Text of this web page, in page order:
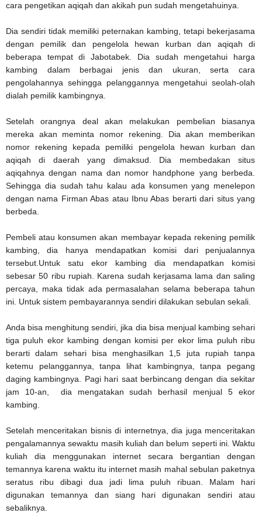
cara pengetikan aqiqah dan akikah pun sudah mengetahuinya.
Dia sendiri tidak memiliki peternakan kambing, tetapi bekerjasama
dengan pemilik dan pengelola hewan kurban dan aqiqah di
beberapa tempat di Jabotabek. Dia sudah mengetahui harga
kambing dalam berbagai jenis dan ukuran, serta cara
pengolahannya sehingga pelanggannya mengetahui seolah-olah
dialah pemilik kambingnya.
Setelah orangnya deal akan melakukan pembelian biasanya
mereka akan meminta nomor rekening. Dia akan memberikan
nomor rekening kepada pemiliki pengelola hewan kurban dan
aqiqah di daerah yang dimaksud. Dia membedakan situs
aqiqahnya dengan nama dan nomor handphone yang berbeda.
Sehingga dia sudah tahu kalau ada konsumen yang menelepon
dengan nama Firman Abas atau Ibnu Abas berarti dari situs yang
berbeda.
Pembeli atau konsumen akan membayar kepada rekening pemilik
kambing, dia hanya mendapatkan komisi dari penjualannya
tersebut.Untuk satu ekor kambing dia mendapatkan komisi
sebesar 50 ribu rupiah. Karena sudah kerjasama lama dan saling
percaya, maka tidak ada permasalahan selama beberapa tahun
ini. Untuk sistem pembayarannya sendiri dilakukan sebulan sekali.
Anda bisa menghitung sendiri, jika dia bisa menjual kambing sehari
tiga puluh ekor kambing dengan komisi per ekor lima puluh ribu
berarti dalam sehari bisa menghasilkan 1,5 juta rupiah tanpa
ketemu pelanggannya, tanpa lihat kambingnya, tanpa pegang
daging kambingnya. Pagi hari saat berbincang dengan dia sekitar
jam 10-an, dia mengatakan sudah berhasil menjual 5 ekor
kambing.
Setelah menceritakan bisnis di internetnya, dia juga menceritakan
pengalamannya sewaktu masih kuliah dan belum seperti ini. Waktu
kuliah dia menggunakan internet secara bergantian dengan
temannya karena waktu itu internet masih mahal sebulan paketnya
seratus ribu dibagi dua jadi lima puluh ribuan. Malam hari
digunakan temannya dan siang hari digunakan sendiri atau
sebaliknya.